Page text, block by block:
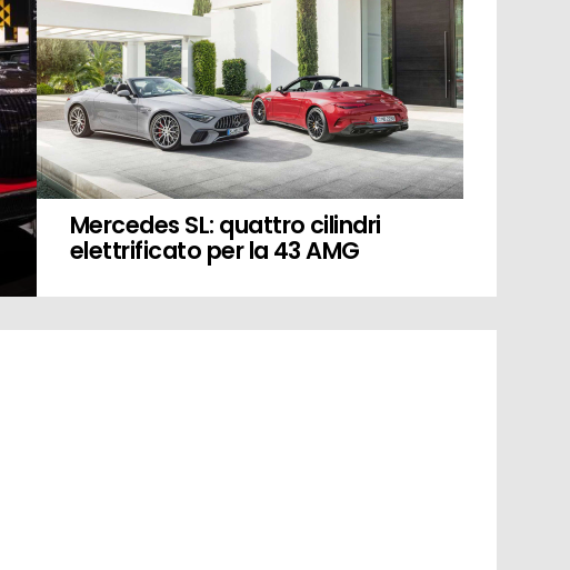
Mercedes SL: quattro cilindri
elettrificato per la 43 AMG